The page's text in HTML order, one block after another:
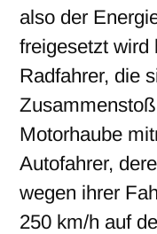
also der
freigesetzt wird
Radfahrer, die
Motorhaube
Autofahrer,
wegen ihrer
250 km/h auf